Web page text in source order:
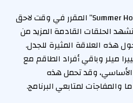
مع اقتراب لم شمل “Summer House” المقرر في وقت لاحق
الحلقات القادمة المزيد من
هذه العلاقة المثيرة للجدل.
ميلر وباقي أفراد الطاقم مع
الأساسي، وقد تحمل هذه
والمفاجآت لمتابعي البرنامج.